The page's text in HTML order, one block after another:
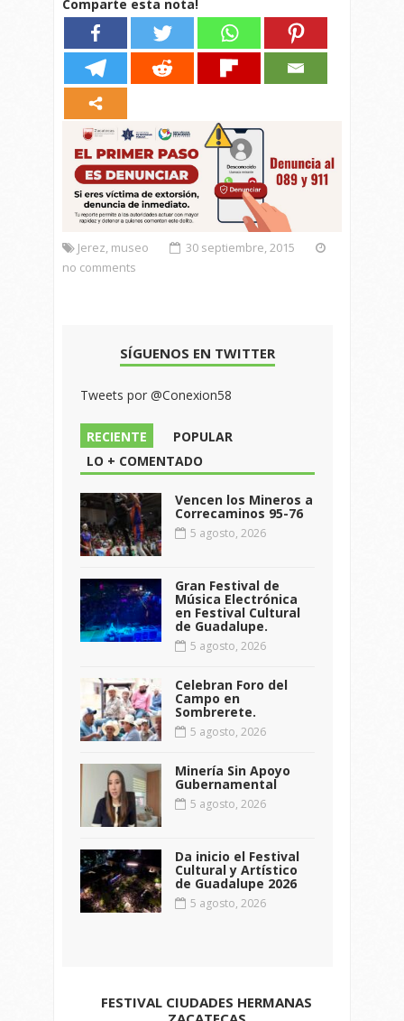
Comparte esta nota!
Jerez, museo
30 septiembre, 2015
no comments
SÍGUENOS EN TWITTER
Tweets por @Conexion58
RECIENTE
POPULAR
LO + COMENTADO
Vencen los Mineros a
Correcaminos 95-76
5 agosto, 2026
Gran Festival de
Música Electrónica
en Festival Cultural
de Guadalupe.
5 agosto, 2026
Celebran Foro del
Campo en
Sombrerete.
5 agosto, 2026
Minería Sin Apoyo
Gubernamental
5 agosto, 2026
Da inicio el Festival
Cultural y Artístico
de Guadalupe 2026
5 agosto, 2026
FESTIVAL CIUDADES HERMANAS